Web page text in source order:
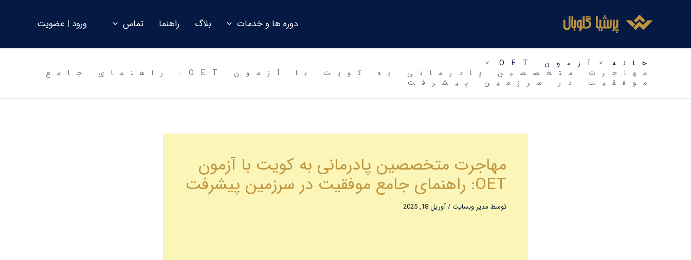
دوره ها و خدمات بلاگ راهنما تماس ورود | عضویت
خانه
آزمون OET
مهاجرت متخصصین پادرمانی به کویت با آزمون OET: راهنمای جامع
موفقیت در سرزمین پیشرفت
مهاجرت متخصصین پادرمانی به کویت با آزمون
OET: راهنمای جامع موفقیت در سرزمین پیشرفت
توسط مدیر وبسایت/آوریل 18, 2025